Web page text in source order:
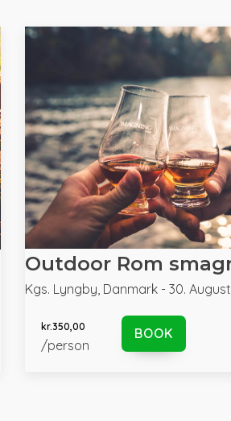
Outdoor Rom
Kgs. Lyngby, Danmark - 30.
kr.350,00
/person
BOOK